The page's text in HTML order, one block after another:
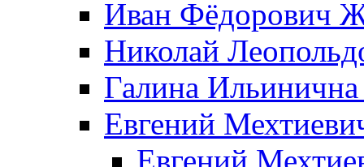
Иван Фёдорович
Николай
Галина
Евгений
Евгений